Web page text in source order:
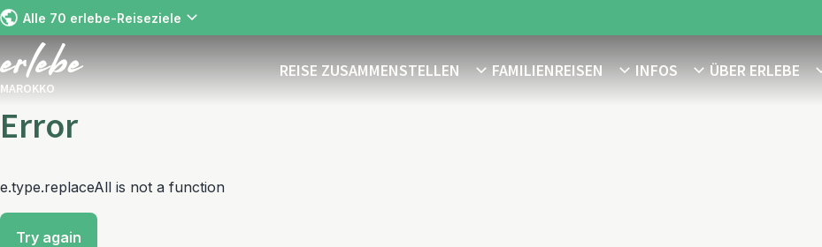
Alle 70 erlebe-Reiseziele
MAROKKO
REISE ZUSAMMENSTELLEN FAMILIENREISEN INFOS ÜBER ERLEBE
Error
e.type.replaceAll is not a function
Try again